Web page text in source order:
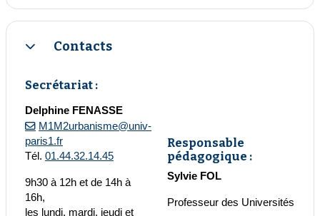
ReplierContacts
Secrétariat :
Delphine FENASSE
M1M2urbanisme@univ-
paris1.fr
Tél. 01.44.32.14.45
9h30 à 12h et de 14h à
16h,
les lundi, mardi, jeudi et
Responsable
pédagogique :
Sylvie FOL
Professeur des Universités